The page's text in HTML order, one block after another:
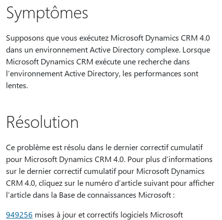
Symptômes
Supposons que vous exécutez Microsoft Dynamics CRM 4.0
dans un environnement Active Directory complexe. Lorsque
Microsoft Dynamics CRM exécute une recherche dans
l’environnement Active Directory, les performances sont
lentes.
Résolution
Ce problème est résolu dans le dernier correctif cumulatif
pour Microsoft Dynamics CRM 4.0. Pour plus d’informations
sur le dernier correctif cumulatif pour Microsoft Dynamics
CRM 4.0, cliquez sur le numéro d’article suivant pour afficher
l’article dans la Base de connaissances Microsoft :
949256 mises à jour et correctifs logiciels Microsoft